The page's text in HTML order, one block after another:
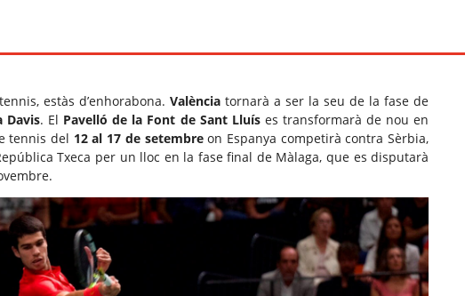
estàs d’enhorabona. Valènciatornarà a ser la seu de la fase de
Davis. El Pavelló de la Font de Sant Lluíses transformarà de nou en
tennis del 12 al 17 de setembreon Espanya competirà contra Sèrbia,
Txeca per un lloc en la fase final de Màlaga, que es disputarà